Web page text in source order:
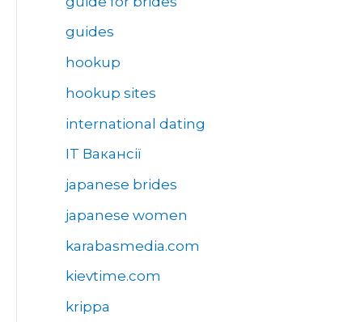
guides
hookup
hookup sites
international dating
IT Вакансії
japanese brides
japanese women
karabasmedia.com
kievtime.com
krippa